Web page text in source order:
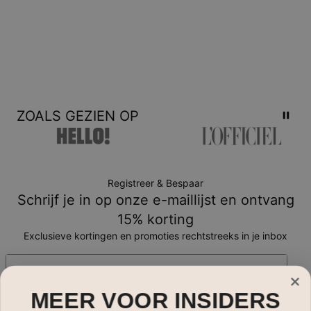
ZOALS GEZIEN OP
Registreer & Bespaar
Schrijf je in op onze e-maillijst en ontvang
15% korting
Exclusieve kortingen en promoties rechtstreeks in je inbox
E-mail*
MEER VOOR INSIDERS